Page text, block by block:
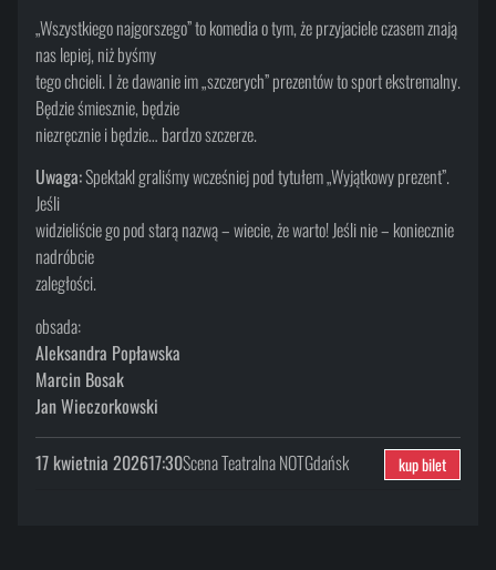
„Wszystkiego najgorszego” to komedia o tym, że przyjaciele czasem znają
nas lepiej, niż byśmy
tego chcieli. I że dawanie im „szczerych” prezentów to sport ekstremalny.
Będzie śmiesznie, będzie
niezręcznie i będzie… bardzo szczerze.
Uwaga:Spektakl graliśmy wcześniej pod tytułem „Wyjątkowy prezent”.
Jeśli
widzieliście go pod starą nazwą – wiecie, że warto! Jeśli nie – koniecznie
nadróbcie
zaległości.
obsada:
Aleksandra Popławska
Marcin Bosak
Jan Wieczorkowski
17 kwietnia 202617:30Scena Teatralna NOTGdańsk kup bilet